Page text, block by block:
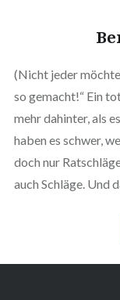
(Nicht jeder
so gemacht!“ Ein
mehr dahinter, als
haben es schwer,
doch nur
auch Schläge. Und